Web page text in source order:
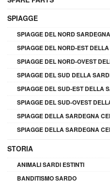
SPIAGGE
SPIAGGE DEL NORD SARDEGNA
SPIAGGE DEL NORD-EST
SPIAGGE DEL NORD-OVEST
SPIAGGE DEL SUD DELLA
SPIAGGE DEL SUD-EST DELLA
SPIAGGE DEL SUD-OVEST
SPIAGGE DELLA SARDEGNA
SPIAGGE DELLA SARDEGNA
STORIA
ANIMALI SARDI ESTINTI
BANDITISMO SARDO